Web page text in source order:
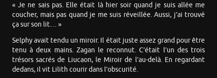
« Je ne sais pas. Elle était là hier soir quand je suis allée me
coucher, mais pas quand je me suis réveillée. Aussi, j’ai trouvé
ça sur son lit… »
Selphy avait tendu un miroir. Il était juste assez grand pour être
tenu à deux mains. Zagan le reconnut. C’était l’un des trois
trésors sacrés de Liucaon, le Miroir de l’au-delà. En regardant
dedans, il vit Lilith courir dans l’obscurité.